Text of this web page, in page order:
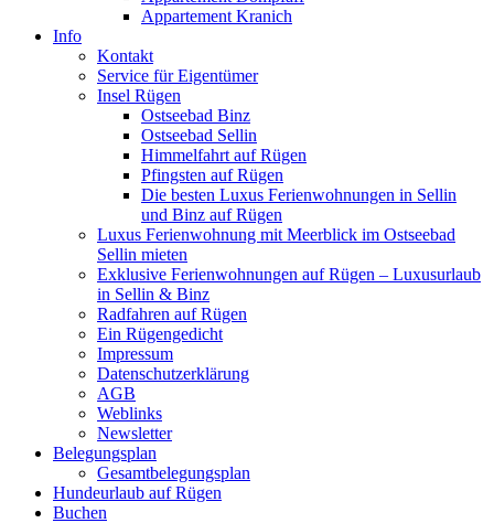
Appartement Kranich
Info
Kontakt
Service für Eigentümer
Insel Rügen
Ostseebad Binz
Ostseebad Sellin
Himmelfahrt auf Rügen
Pfingsten auf Rügen
Die besten Luxus Ferienwohnungen in Sellin
und Binz auf Rügen
Luxus Ferienwohnung mit Meerblick im Ostseebad
Sellin mieten
Exklusive Ferienwohnungen auf Rügen – Luxusurlaub
in Sellin & Binz
Radfahren auf Rügen
Ein Rügengedicht
Impressum
Datenschutzerklärung
AGB
Weblinks
Newsletter
Belegungsplan
Gesamtbelegungsplan
Hundeurlaub auf Rügen
Buchen